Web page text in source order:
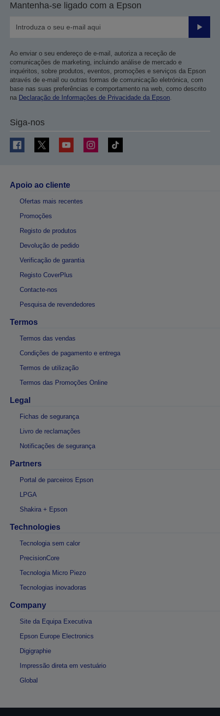
anterior
Mantenha-se ligado com a Epson
Enviar
Ao enviar o seu endereço de e-mail, autoriza a receção de
comunicações de marketing, incluindo análise de mercado e
inquéritos, sobre produtos, eventos, promoções e serviços da Epson
através de e-mail ou outras formas de comunicação eletrónica, com
base nas suas preferências e comportamento na web, como descrito
na Declaração de Informações de Privacidade da Epson.
Siga-nos
Apoio ao cliente
Ofertas mais recentes
Promoções
Registo de produtos
Devolução de pedido
Verificação de garantia
Registo CoverPlus
Contacte-nos
Pesquisa de revendedores
Termos
Termos das vendas
Condições de pagamento e entrega
Termos de utilização
Termos das Promoções Online
Legal
Fichas de segurança
Livro de reclamações
Notificações de segurança
Partners
Portal de parceiros Epson
LPGA
Shakira + Epson
Technologies
Tecnologia sem calor
PrecisionCore
Tecnologia Micro Piezo
Tecnologias inovadoras
Company
Site da Equipa Executiva
Epson Europe Electronics
Digigraphie
Impressão direta em vestuário
Global